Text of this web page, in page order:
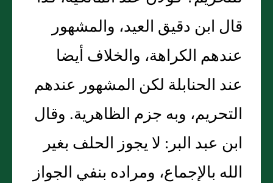
قال ابن دقيق العيد، والمشهور
عندهم الكراهة، والخلاف أيضا
عند الحنابلة لكن المشهور عندهم
التحريم، وبه جزم الظاهرية. وقال
ابن عبد البر: لا يجوز الحلف بغير
الله بالإجماع، ومراده بنفي الجواز